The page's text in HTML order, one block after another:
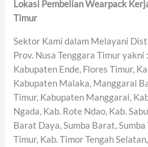
Lokasi Pembelian Wearpack
Timur
Sektor Kami dalam Melayani
Prov. Nusa Tenggara Timur yakni
Kabupaten Ende, Flores Timur,
Kabupaten Malaka, Manggarai
Timur, Kabupaten Manggarai,
Ngada, Kab. Rote Ndao, Kab.
Barat Daya, Sumba Barat,
Timur, Kab. Timor Tengah